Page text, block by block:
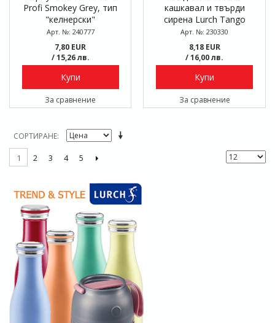
Profi Smokey Grey, тип
"келнерски"
Арт. №: 240777
7,80 EUR
/ 15,26 лв.
Купи
За сравнение
кашкавал и твърди
сирена Lurch Tango
Арт. №: 230330
8,18 EUR
/ 16,00 лв.
Купи
За сравнение
СОРТИРАНЕ
1 2 3 4 5